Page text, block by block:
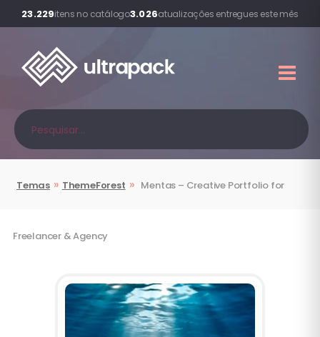
23.229itens no catálogo3.026atualizações entregues este mês
Temas » ThemeForest » Mentas – Creative Portfolio for
Freelancer & Agency